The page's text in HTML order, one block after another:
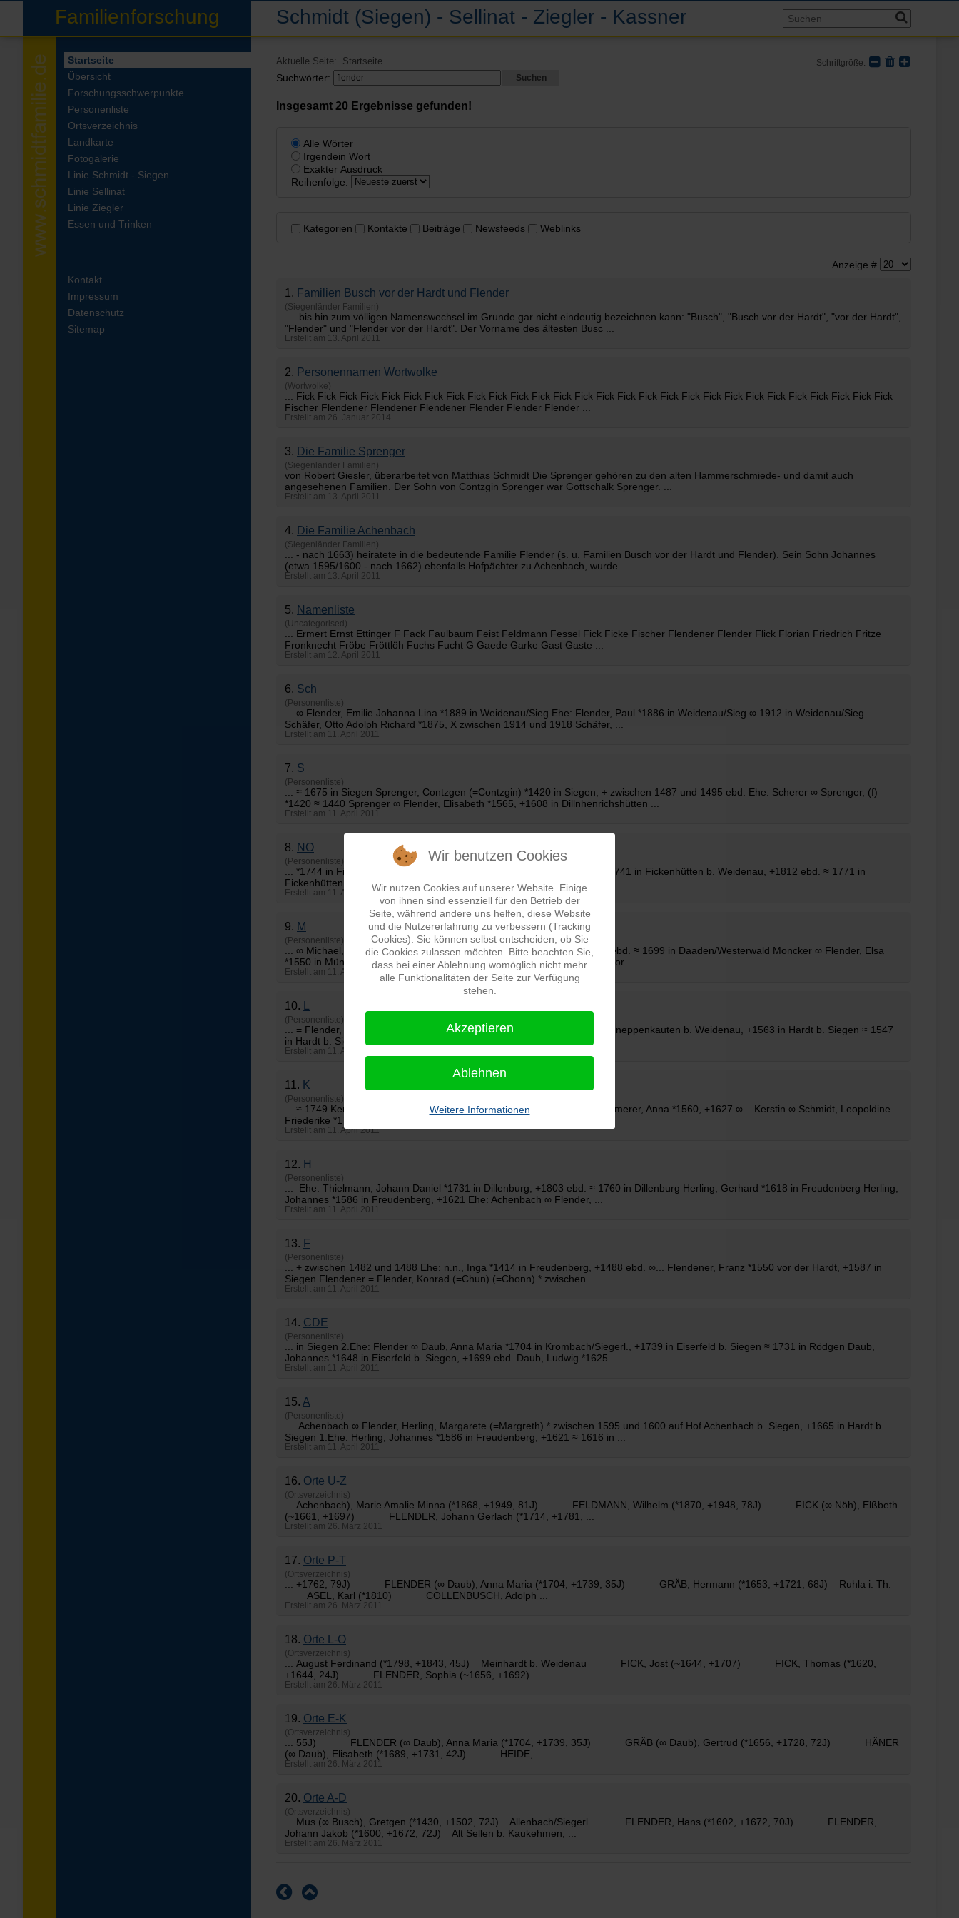
Familienforschung Schmidt (Siegen) - Sellinat - Ziegler - Kassner
Startseite
Übersicht
Forschungsschwerpunkte
Personenliste
Ortsverzeichnis
Landkarte
Fotogalerie
Linie Schmidt - Siegen
Linie Sellinat
Linie Ziegler
Essen und Trinken
Kontakt
Impressum
Datenschutz
Sitemap
Schriftgröße:
Aktuelle Seite: Startseite
Suchwörter: Suchen
Insgesamt 20 Ergebnisse gefunden!
Alle Wörter
Irgendein Wort
Exakter Ausdruck
Reihenfolge:
Kategorien Kontakte Beiträge Newsfeeds Weblinks
Anzeige #
1. Familien Busch vor der Hardt und Flender
(Siegenländer Familien)
... bis hin zum völligen Namenswechsel im Grunde gar nicht eindeutig bezeichnen kann: "Busch", "Busch vor der Hardt", "vor der Hardt",
"Flender" und "Flender vor der Hardt". Der Vorname des ältesten Busc ...
Erstellt am 13. April 2011
2. Personennamen Wortwolke
(Wortwolke)
... Fick Fick Fick Fick Fick Fick Fick Fick Fick Fick Fick Fick Fick Fick Fick Fick Fick Fick Fick Fick Fick Fick Fick Fick Fick Fick Fick Fick
Fischer Flendener Flendener Flendener Flender Flender Flender ...
Erstellt am 26. Januar 2014
3. Die Familie Sprenger
(Siegenländer Familien)
von Robert Giesler, überarbeitet von Matthias Schmidt Die Sprenger gehören zu den alten Hammerschmiede- und damit auch
angesehenen Familien. Der Sohn von Contzgin Sprenger war Gottschalk Sprenger. ...
Erstellt am 13. April 2011
4. Die Familie Achenbach
(Siegenländer Familien)
... - nach 1663) heiratete in die bedeutende Familie Flender (s. u. Familien Busch vor der Hardt und Flender). Sein Sohn Johannes
(etwa 1595/1600 - nach 1662) ebenfalls Hofpächter zu Achenbach, wurde ...
Erstellt am 13. April 2011
5. Namenliste
(Uncategorised)
... Ermert Ernst Ettinger F Fack Faulbaum Feist Feldmann Fessel Fick Ficke Fischer Flendener Flender Flick Florian Friedrich Fritze
Fronknecht Fröbe Fröttlöh Fuchs Fucht G Gaede Garke Gast Gaste ...
Erstellt am 12. April 2011
6. Sch
(Personenliste)
... ∞ Flender, Emilie Johanna Lina *1889 in Weidenau/Sieg Ehe: Flender, Paul *1886 in Weidenau/Sieg ∞ 1912 in Weidenau/Sieg
Schäfer, Otto Adolph Richard *1875, X zwischen 1914 und 1918 Schäfer, ...
Erstellt am 11. April 2011
7. S
(Personenliste)
... ≈ 1675 in Siegen Sprenger, Contzgen (=Contzgin) *1420 in Siegen, + zwischen 1487 und 1495 ebd. Ehe: Scherer ∞ Sprenger, (f)
*1420 ≈ 1440 Sprenger ∞ Flender, Elisabeth *1565, +1608 in Dillnhenrichshütten ...
Erstellt am 11. April 2011
8. NO
(Personenliste)
... *1744 in Fickenhütten b. Weidenau, +1777 ebd. Ehe: Nöh, Friedrich *1741 in Fickenhütten b. Weidenau, +1812 ebd. ≈ 1771 in
Fickenhütten b. Weidenau Nöh ∞
Flender , Anna Katharina *1722 in Hardt ...
Erstellt am 11. April 2011
9. M
(Personenliste)
... ∞ Michael, Mockenhaupt, Maria *1661 in Daaden/Westerwald, +1741 ebd. ≈ 1699 in Daaden/Westerwald Moncker ∞ Flender, Elsa
*1550 in Münkershütten (Weidenau/Sieg) Ehe: Flender, Henchen *1555 vor ...
Erstellt am 11. April 2011
10.
(Personenliste)
... = Flender, Konrad (=Chun) (=Chonn) * zwischen 1520 und 1525 in Schneppenkauten b. Weidenau, +1563 in Hardt b. Siegen ≈ 1547
in Hardt b. Siegen Latsch, Hans *1550, +1613 Latsch = Laitz, Laitsch, ...
Erstellt am 11. April 2011
11. K
(Personenliste)
... ≈ 1749 Kemmerer = Kemper, Hans *1560, +1608 Ehe: ∞
, Kemmerer, Anna *1560, +1627 ∞... Kerstin ∞ Schmidt, Leopoldine
Friederike *1765 in Jessnitz i. Anhalt, +1801 in Schackstedt / Anhalt ...
Erstellt am 11. April 2011
12. H
(Personenliste)
... Ehe: Thielmann, Johann Daniel *1731 in Dillenburg, +1803 ebd. ≈ 1760 in Dillenburg Herling, Gerhard *1618 in Freudenberg Herling,
Johannes *1586 in Freudenberg, +1621 Ehe: Achenbach ∞ Flender, ...
Erstellt am 11. April 2011
13. F
(Personenliste)
... + zwischen 1482 und 1488 Ehe: n.n., Inga *1414 in Freudenberg, +1488 ebd. ∞... Flendener, Franz *1550 vor der Hardt, +1587 in
Siegen Flendener = Flender, Konrad (=Chun) (=Chonn) * zwischen ...
Erstellt am 11. April 2011
14. CDE
(Personenliste)
... in Siegen 2.Ehe: Flender ∞ Daub, Anna Maria *1704 in Krombach/Siegerl., +1739 in Eiserfeld b. Siegen ≈ 1731 in Rödgen Daub,
Johannes *1648 in Eiserfeld b. Siegen, +1699 ebd. Daub, Ludwig *1625 ...
Erstellt am 11. April 2011
15. A
(Personenliste)
... Achenbach ∞ Flender, Herling, Margarete (=Margreth) * zwischen 1595 und 1600 auf Hof Achenbach b. Siegen, +1665 in Hardt b.
Siegen 1.Ehe: Herling, Johannes *1586 in Freudenberg, +1621 ≈ 1616 in ...
Erstellt am 11. April 2011
16. Orte U-Z
(Ortsverzeichnis)
... Achenbach), Marie Amalie Minna (*1868, +1949, 81J) FELDMANN, Wilhelm (*1870, +1948, 78J) FICK (∞ Nöh), Elßbeth
(~1661, +1697) FLENDER , Johann Gerlach (*1714, +1781, ...
Erstellt am 26. März 2011
17. Orte P-T
(Ortsverzeichnis)
... +1762, 79J) FLENDER (∞ Daub), Anna Maria (*1704, +1739, 35J) GRÄB, Hermann (*1653, +1721, 68J) Ruhla i. Th.
ASEL, Karl (*1810) COLLENBUSCH, Adolph ...
Erstellt am 26. März 2011
18. Orte L-O
(Ortsverzeichnis)
... August Ferdinand (*1798, +1843, 45J) Meinhardt b. Weidenau FICK, Jost (~1644, +1707) FICK, Thomas (*1620,
+1644, 24J) FLENDER , Sophia (~1656, +1692) ...
Erstellt am 26. März 2011
19. Orte E-K
(Ortsverzeichnis)
... 55J) FLENDER (∞ Daub), Anna Maria (*1704, +1739, 35J) GRÄB (∞ Daub), Gertrud (*1656, +1728, 72J) HÄNER
(∞ Daub), Elisabeth (*1689, +1731, 42J) HEIDE, ...
Erstellt am 26. März 2011
20. Orte A-D
(Ortsverzeichnis)
... Mus (∞ Busch), Gretgen (*1430, +1502, 72J) Allenbach/Siegerl. FLENDER , Hans (*1602, +1672, 70J) FLENDER,
Johann Jakob (*1600, +1672, 72J) Alt Sellen b. Kaukehmen, ...
Erstellt am 26. März 2011
Wir benutzen Cookies
Wir nutzen Cookies auf unserer Website. Einige
von ihnen sind essenziell für den Betrieb der
Seite, während andere uns helfen, diese Website
und die Nutzererfahrung zu verbessern (Tracking
Cookies). Sie können selbst entscheiden, ob Sie
die Cookies zulassen möchten. Bitte beachten Sie,
dass bei einer Ablehnung womöglich nicht mehr
alle Funktionalitäten der Seite zur Verfügung
stehen.
Akzeptieren
Ablehnen
Weitere Informationen